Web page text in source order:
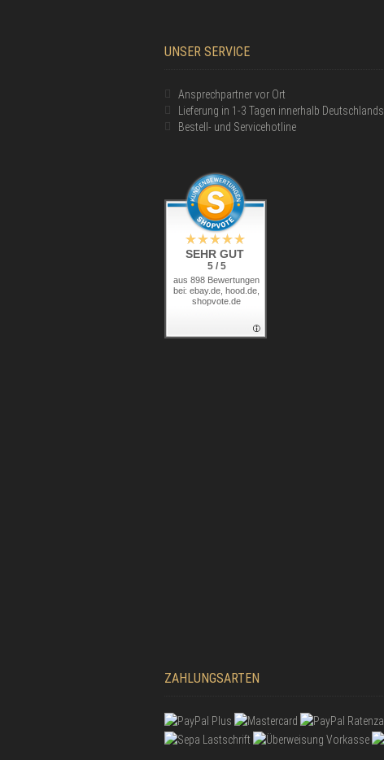
UNSER SERVICE
Ansprechpartner vor Ort
Lieferung in 1-3 Tagen innerhalb Deutschlands
Bestell- und Servicehotline
SEHR GUT
5 / 5
aus 898 Bewertungen
bei: ebay.de, hood.de,
shopvote.de
ZAHLUNGSARTEN